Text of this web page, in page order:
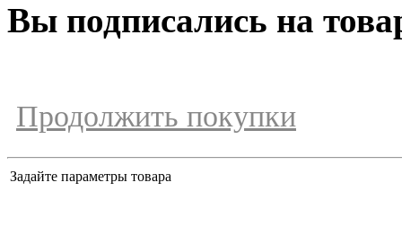
Вы подписались на
Продолжить покупки
Задайте параметры товара